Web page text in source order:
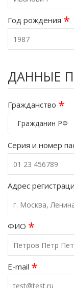
Год рождения *
ДАННЫЕ
Гражданство *
Гражданин РФ
Серия и номер
Адрес
ФИО *
E-mail *